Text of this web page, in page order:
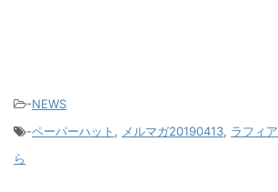
-NEWS
-ペーパーハット , メルマガ20190413, ラフィア
ら